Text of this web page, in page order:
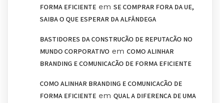
FORMA EFICIENTE em SE COMPRAR FORA DA UE,
SAIBA O QUE ESPERAR DA ALFÂNDEGA
BASTIDORES DA CONSTRUÇÃO DE REPUTAÇÃO NO
MUNDO CORPORATIVO em COMO ALINHAR
BRANDING E COMUNICAÇÃO DE FORMA EFICIENTE
COMO ALINHAR BRANDING E COMUNICAÇÃO DE
FORMA EFICIENTE em QUAL A DIFERENÇA DE UMA